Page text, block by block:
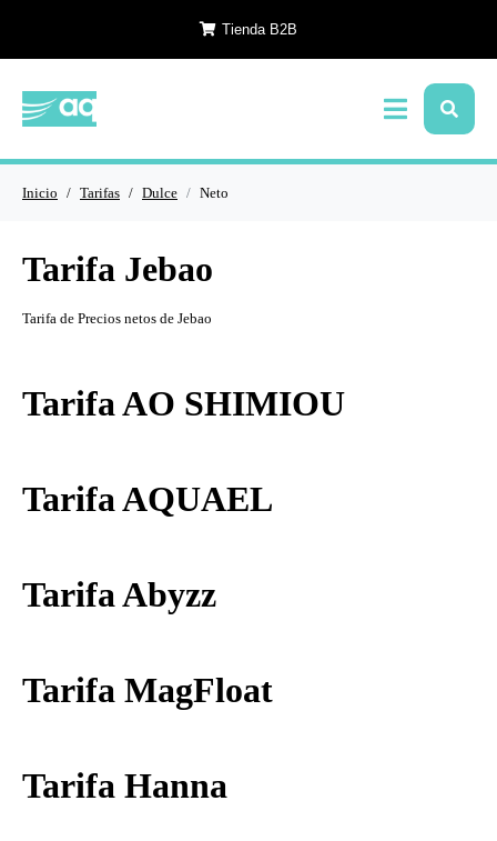
Tienda B2B
Inicio Tarifas Dulce Neto
Tarifa Jebao
Tarifa de Precios netos de Jebao
Tarifa AO SHIMIOU
Tarifa AQUAEL
Tarifa Abyzz
Tarifa MagFloat
Tarifa Hanna